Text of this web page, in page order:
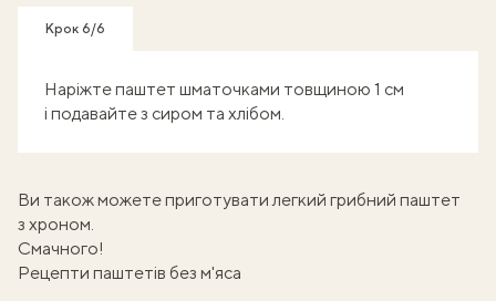
Крок 6/6
Наріжте паштет шматочками товщиною 1 см
і подавайте з сиром та хлібом.
Ви також можете приготувати легкий грибний паштет
з хроном.
Смачного!
Рецепти паштетів без м'яса